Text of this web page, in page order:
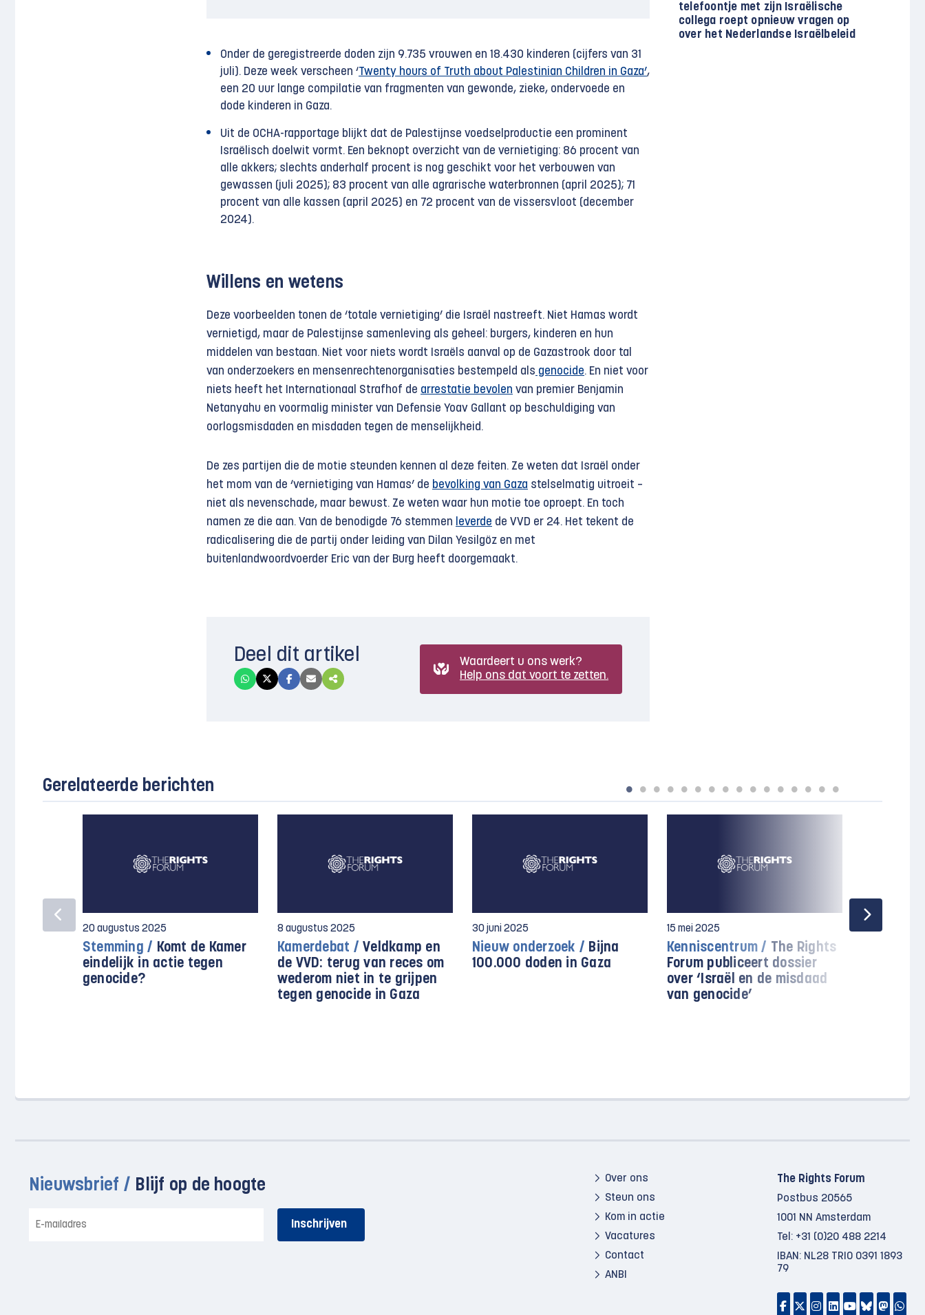
Onder de geregistreerde doden zijn 9.735 vrouwen en 18.430 kinderen (cijfers van 31
juli). Deze week verscheen ‘Twenty hours of Truth about Palestinian Children in Gaza’,
een 20 uur lange compilatie van fragmenten van gewonde, zieke, ondervoede en
dode kinderen in Gaza.
Uit de OCHA-rapportage blijkt dat de Palestijnse voedselproductie een prominent
Israëlisch doelwit vormt. Een beknopt overzicht van de vernietiging: 86 procent van
alle akkers; slechts anderhalf procent is nog geschikt voor het verbouwen van
gewassen (juli 2025); 83 procent van alle agrarische waterbronnen (april 2025); 71
procent van alle kassen (april 2025) en 72 procent van de vissersvloot (december
2024).
Willens en wetens
Deze voorbeelden tonen de ‘totale vernietiging’ die Israël nastreeft. Niet Hamas wordt
vernietigd, maar de Palestijnse samenleving als geheel: burgers, kinderen en hun
middelen van bestaan. Niet voor niets wordt Israëls aanval op de Gazastrook door tal
van onderzoekers en mensenrechtenorganisaties bestempeld als genocide. En niet voor
niets heeft het Internationaal Strafhof de arrestatie bevolen van premier Benjamin
Netanyahu en voormalig minister van Defensie Yoav Gallant op beschuldiging van
oorlogsmisdaden en misdaden tegen de menselijkheid.
De zes partijen die de motie steunden kennen al deze feiten. Ze weten dat Israël onder
het mom van de ‘vernietiging van Hamas’ de bevolking van Gaza stelselmatig uitroeit –
niet als nevenschade, maar bewust. Ze weten waar hun motie toe oproept. En toch
namen ze die aan. Van de benodigde 76 stemmen leverde de VVD er 24. Het tekent de
radicalisering die de partij onder leiding van Dilan Yesilgöz en met
buitenlandwoordvoerder Eric van der Burg heeft doorgemaakt.
Deel dit artikel
Waardeert u ons werk?
Help ons dat voort te zetten.
telefoontje met zijn Israëlische
collega roept opnieuw vragen op
over het Nederlandse Israëlbeleid
Gerelateerde berichten
20 augustus 2025
Stemming / Komt de Kamer
eindelijk in actie tegen
genocide?
8 augustus 2025
Kamerdebat / Veldkamp en
de VVD: terug van reces om
wederom niet in te grijpen
tegen genocide in Gaza
30 juni 2025
Nieuw onderzoek / Bijna
100.000 doden in Gaza
15 mei 2025
Kenniscentrum / The Rights
Forum publiceert dossier
over ‘Israël en de misdaad
van genocide’
7 april 2025
Nieuwsbrief / Blijf op de hoogte
mailadres
Over ons
Steun ons
Kom in actie
Vacatures
Contact
ANBI
The Rights Forum
Postbus 20565
1001 NN Amsterdam
Tel: +31 (0)20 488 2214
IBAN: NL28 TRIO 0391 1893
79